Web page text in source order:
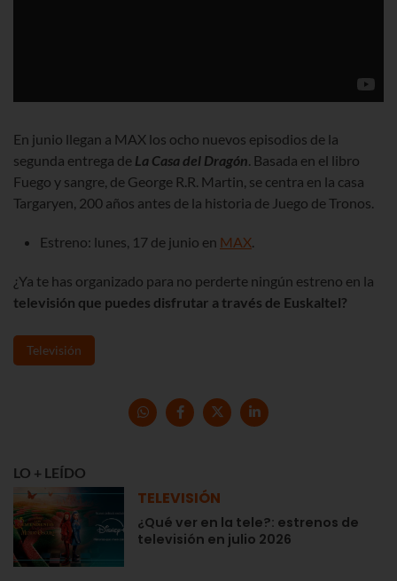
En junio llegan a MAX los ocho nuevos episodios de la
segunda entrega de La Casa del Dragón . Basada en el libro
Fuego y sangre, de George R.R. Martin, se centra en la casa
Targaryen, 200 años antes de la historia de Juego de Tronos.
Estreno: lunes, 17 de junio en MAX
¿Ya te has organizado para no perderte ningún estreno en la
televisión que puedes disfrutar a través de Euskaltel?
Televisión
LO + LEÍDO
TELEVISIÓN
¿Qué ver en la tele?: estrenos de
televisión en julio 2026